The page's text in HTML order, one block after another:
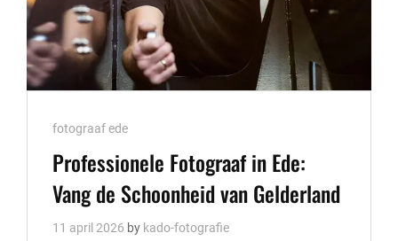
Cat
Links
fotograaf ede
Professionele Fotograaf in Ede:
Vang de Schoonheid van Gelderland
11 april 2026 by kado-fotografie